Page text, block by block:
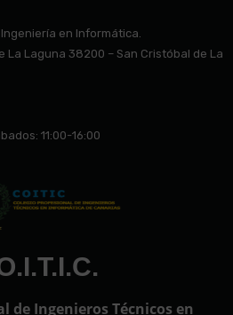
en Informática.
La Laguna 38200 – San Cristóbal de La
11:00-16:00
de Ingenieros Técnicos en